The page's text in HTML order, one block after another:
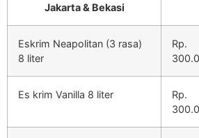
Jakarta & Bekasi
Eskrim Neapolitan (3 rasa)
8 liter
Rp.
Es krim Vanilla 8 liter
Rp.